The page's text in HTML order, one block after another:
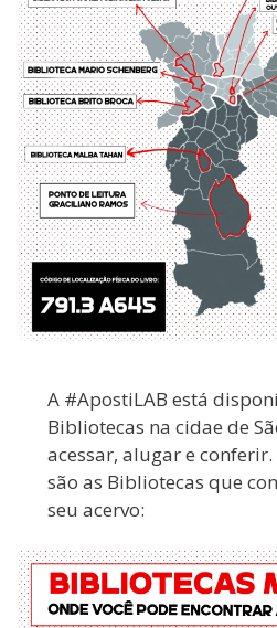
A #ApostiLAB está
Bibliotecas na cidae de
acessar, alugar e
são as Bibliotecas que
seu acervo: